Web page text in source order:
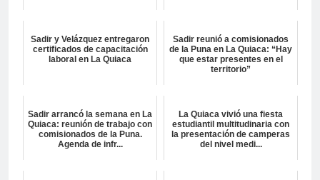
Sadir y Velázquez entregaron
certificados de capacitación
laboral en La Quiaca
Sadir reunió a comisionados
de la Puna en La Quiaca: “Hay
que estar presentes en el
territorio”
Sadir arrancó la semana en La
Quiaca: reunión de trabajo con
comisionados de la Puna.
Agenda de infr...
La Quiaca vivió una fiesta
estudiantil multitudinaria con
la presentación de camperas
del nivel medi...